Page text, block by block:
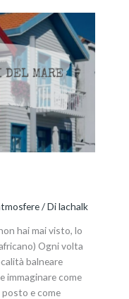
/ Dilachalk
hai mai visto, lo
Ogni volta
balneare
immaginare come
posto e come